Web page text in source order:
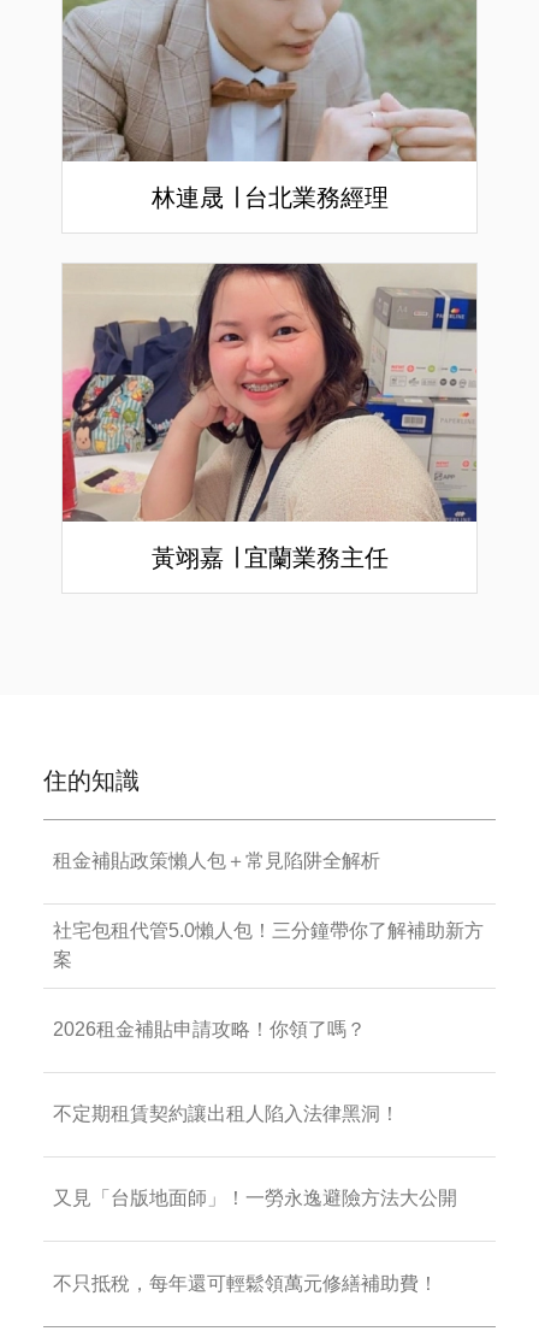
林連晟 ∣ 台北業務經理
黃翊嘉 ∣ 宜蘭業務主任
住的知識
租金補貼政策懶人包＋常見陷阱全解析
社宅包租代管5.0懶人包！三分鐘帶你了解補助新方
案
2026租金補貼申請攻略！你領了嗎？
不定期租賃契約讓出租人陷入法律黑洞！
又見「台版地面師」！一勞永逸避險方法大公開
不只抵稅，每年還可輕鬆領萬元修繕補助費！